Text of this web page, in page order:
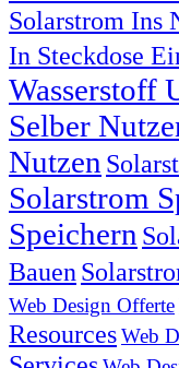
Solarstrom Ins
In Steckdose
Wasserstoff
Selber
Nutzen
Solarstrom
Speichern
Bauen
Web Design Offerte
ResourcesWeb